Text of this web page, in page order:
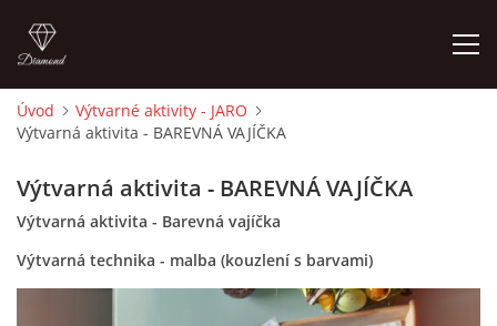
ÚVOD
O MĚ
FOTOALBUM
Úvod
Výtvarné aktivity - JARO
Výtvarná aktivita - BAREVNÁ VAJÍČKA
Výtvarná aktivita - BAREVNÁ VAJÍČKA
Výtvarná aktivita - Barevná vajíčka
Výtvarná technika - malba (kouzlení s barvami)